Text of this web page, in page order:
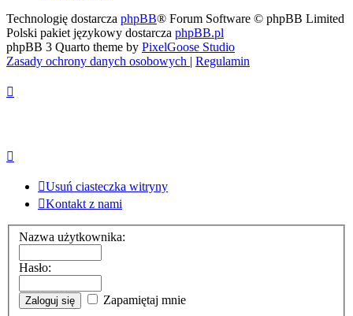
Technologię dostarcza phpBB® Forum Software © phpBB Limited
Polski pakiet językowy dostarcza phpBB.pl
phpBB 3 Quarto theme by PixelGoose Studio
Zasady ochrony danych osobowych | Regulamin
Usuń ciasteczka witryny
Kontakt z nami
Nazwa użytkownika:
Hasło:
Zapamiętaj mnie